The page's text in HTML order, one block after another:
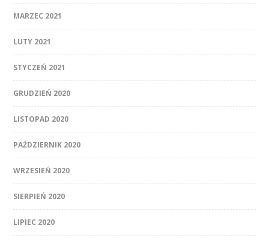
MARZEC 2021
LUTY 2021
STYCZEŃ 2021
GRUDZIEŃ 2020
LISTOPAD 2020
PAŹDZIERNIK 2020
WRZESIEŃ 2020
SIERPIEŃ 2020
LIPIEC 2020